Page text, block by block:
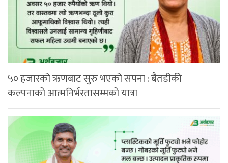
५० हजारको ऋणबाट सुरु भएको सपना : बैतडीकी
कल्पनाको आत्मनिर्भरतासम्मको यात्रा